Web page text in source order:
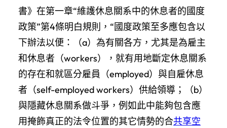
書》在第一章“維護休息關系中的休息者的國度
政策”第4條明白規則，“國度政策至多應包含以
下辦法以便：（a）為有關各方，尤其是為雇主
和休息者（workers），就有用地斷定休息關系
的存在和就區分雇員（employed）與自雇休息
者（self-employed workers）供給領導；（b）
與隱藏休息關系做斗爭，例如此中能夠包含應
用掩飾真正的法令位置的其它情勢的合共享空